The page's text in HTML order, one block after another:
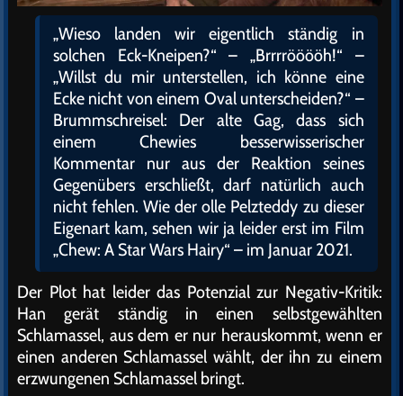
„Wieso landen wir eigentlich ständig in
solchen Eck-Kneipen?“ – „Brrrrööööh!“ –
„Willst du mir unterstellen, ich könne eine
Ecke nicht von einem Oval unterscheiden?“ –
Brummschreisel: Der alte Gag, dass sich
einem Chewies besserwisserischer
Kommentar nur aus der Reaktion seines
Gegenübers erschließt, darf natürlich auch
nicht fehlen. Wie der olle Pelzteddy zu dieser
Eigenart kam, sehen wir ja leider erst im Film
„Chew: A Star Wars Hairy“ – im Januar 2021.
Der Plot hat leider das Potenzial zur Negativ-Kritik:
Han gerät ständig in einen selbstgewählten
Schlamassel, aus dem er nur herauskommt, wenn er
einen anderen Schlamassel wählt, der ihn zu einem
erzwungenen Schlamassel bringt.